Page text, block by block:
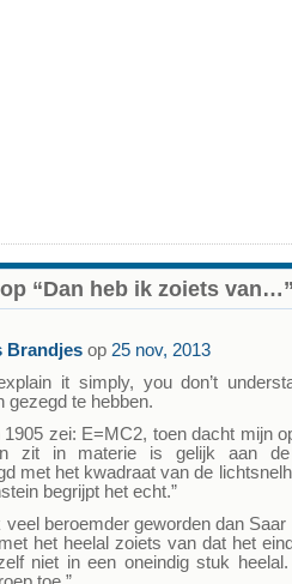
“Dan heb ik zoiets
Brandjes op 25 nov, 2013
it simply, you don’t
gezegd te hebben.
1905 zei: E=MC2, toen dacht mijn
zit in materie is gelijk aan
met het kwadraat van de
begrijpt het echt.”
veel beroemder geworden dan
het heelal zoiets van dat het
niet in een oneindig stuk